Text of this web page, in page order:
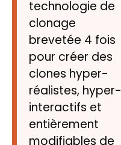
technologie de
clonage
brevetée 4 fois
pour créer des
clones hyper-
réalistes, hyper-
interactifs et
entièrement
modifiables de